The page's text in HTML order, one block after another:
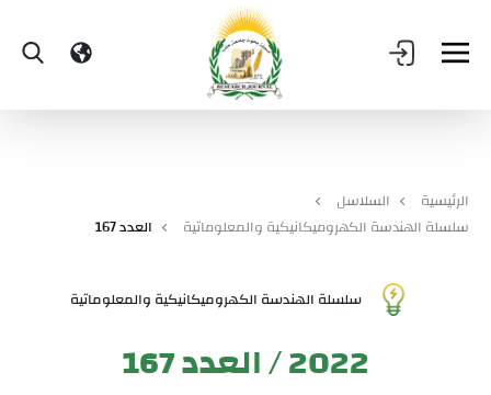
الرئيسية
السلاسل
سلسلة الهندسة الكهروميكانيكية والمعلوماتية
العدد 167
سلسلة الهندسة الكهروميكانيكية والمعلوماتية
2022 / العدد 167